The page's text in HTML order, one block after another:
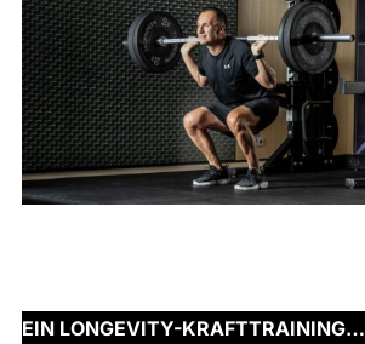
EIN LONGEVITY-KRAFTTRAINING…